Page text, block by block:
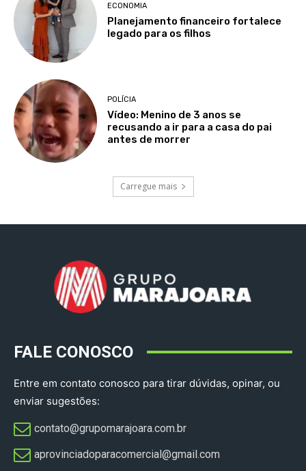
ECONOMIA
Planejamento financeiro fortalece
legado para os filhos
POLÍCIA
Vídeo: Menino de 3 anos se
recusando a ir para a casa do pai
antes de morrer
Carregue mais
FALE CONOSCO
Entre em contato conosco para tirar dúvidas, opinar, ou
enviar sugestões:
contato@grupomarajoara.com.br
aprovinciadoparacomercial@gmail.com​